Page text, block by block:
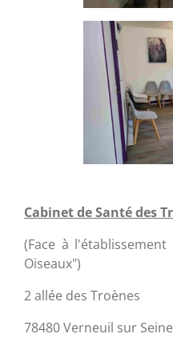
Cabinet de Santé des
(Face à
Oiseaux")
2 allée des Troènes
78480 Verneuil sur Seine